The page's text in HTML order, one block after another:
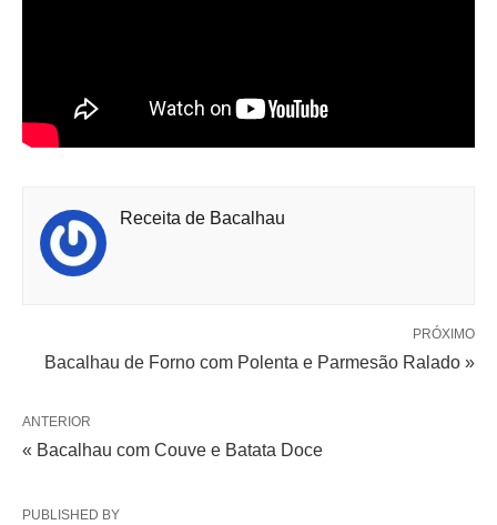
Receita de Bacalhau
PRÓXIMO
Bacalhau de Forno com Polenta e Parmesão Ralado »
ANTERIOR
« Bacalhau com Couve e Batata Doce
PUBLISHED BY